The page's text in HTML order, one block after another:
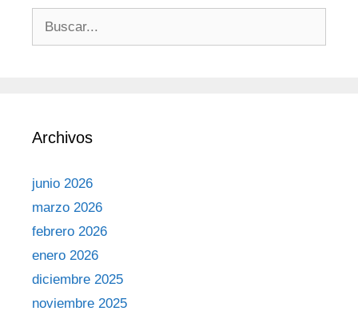
Archivos
junio 2026
marzo 2026
febrero 2026
enero 2026
diciembre 2025
noviembre 2025